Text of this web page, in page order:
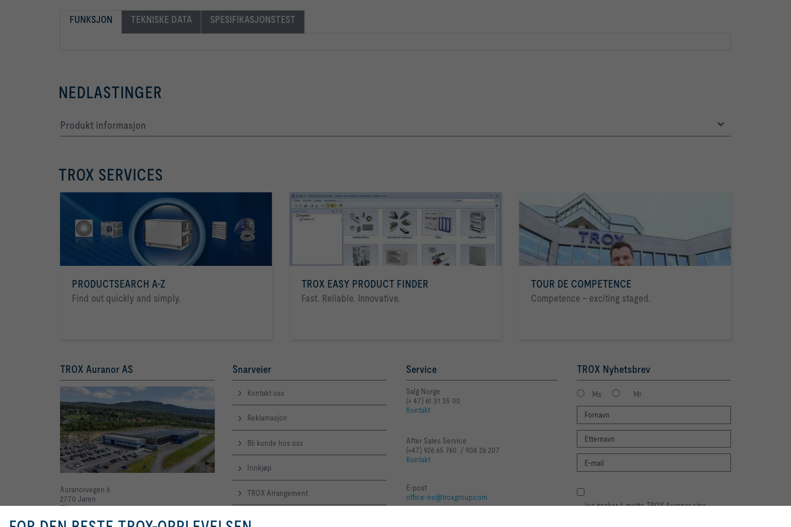
FUNKSJON TEKNISKE DATA SPESIFIKASJONSTEST
NEDLASTINGER
Produkt informasjon
TROX SERVICES
PRODUCTSEARCH A-Z
Find out quickly and simply.
TROX EASY PRODUCT FINDER
Fast. Reliable. Innovative.
TOUR DE COMPETENCE
Competence - exciting staged.
TROX Auranor AS
Auranorvegen 6
2770 Jaren
Tlf. 61 31 35 00
Snarveier
Kontakt oss
Reklamasjon
Bli kunde hos oss
Innkjøp
TROX Arrangement
Service
Salg Norge
(+ 47) 61 31 35 00
Kontakt
After Sales Service
(+47) 926 65 760 / 908 26 207
Kontakt
E-post
office-no@troxgroup.com
TROX Nyhetsbrev
Ms Mr
Jeg ønsker å motta TROX Auranor sine